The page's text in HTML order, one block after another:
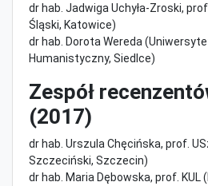
dr hab. Jadwiga Uchyła-Zroski,
Śląski, Katowice)
dr hab. Dorota Wereda
Humanistyczny, Siedlce)
Zespół
(2017)
dr hab. Urszula Chęcińska, prof.
Szczeciński, Szczecin)
dr hab. Maria Dębowska, prof.